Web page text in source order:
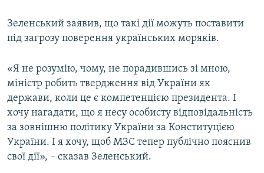
Зеленський заявив, що такі дії можуть поставити
під загрозу поверення українських моряків.
«Я не розумію, чому, не порадившись зі мною,
міністр робить твердження від України як
держави, коли це є компетенцією президента. І
хочу нагадати, що я несу особисту відповідальність
за зовнішню політику України за Конституцією
України. І я хочу, щоб МЗС тепер публічно пояснив
свої дії», – сказав Зеленський.